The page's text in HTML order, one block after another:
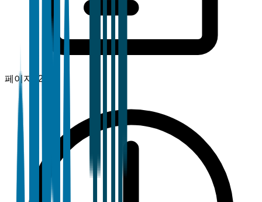
페이지 120+